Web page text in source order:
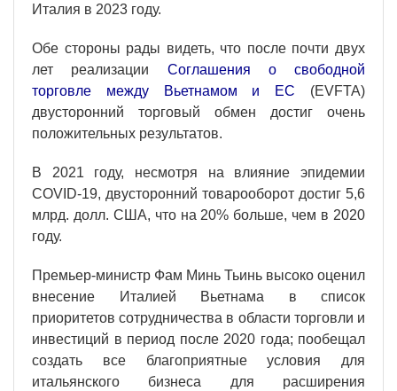
Италия в 2023 году.
Обе стороны рады видеть, что после почти двух
лет реализации Соглашения о свободной
торговле между Вьетнамом и ЕС (EVFTA)
двусторонний торговый обмен достиг очень
положительных результатов.
В 2021 году, несмотря на влияние эпидемии
COVID-19, двусторонний товарооборот достиг 5,6
млрд. долл. США, что на 20% больше, чем в 2020
году.
Премьер-министр Фам Минь Тьинь высоко оценил
внесение Италией Вьетнама в список
приоритетов сотрудничества в области торговли и
инвестиций в период после 2020 года; пообещал
создать все благоприятные условия для
итальянского бизнеса для расширения